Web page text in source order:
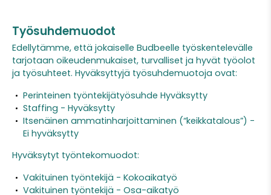
Työsuhdemuodot
Edellytämme, että jokaiselle Budbeelle työskentelevälle
tarjotaan oikeudenmukaiset, turvalliset ja hyvät työolot
ja työsuhteet. Hyväksyttyjä työsuhdemuotoja ovat:
Perinteinen työntekijätyösuhde Hyväksytty
Staffing - Hyväksytty
Itsenäinen ammatinharjoittaminen (“keikkatalous”) -
Ei hyväksytty
Hyväksytyt työntekomuodot:
Vakituinen työntekijä - Kokoaikatyö
Vakituinen työntekijä - Osa-aikatyö